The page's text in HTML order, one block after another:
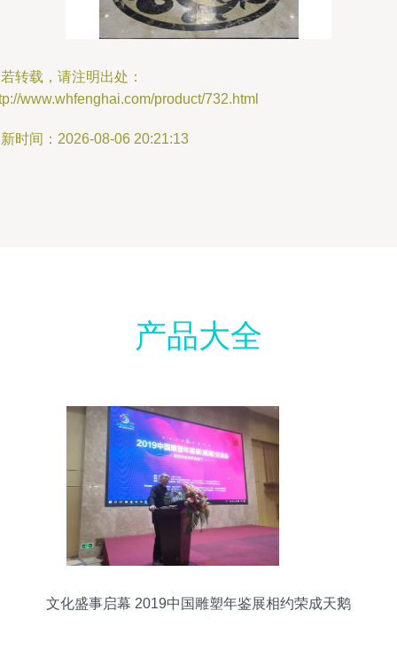
转载，请注明出处：
www.whfenghai.com/product/732.html
时间：2026-08-06 20:21:13
产品大全
文化盛事启幕 2019中国雕塑年鉴展相约荣成天鹅